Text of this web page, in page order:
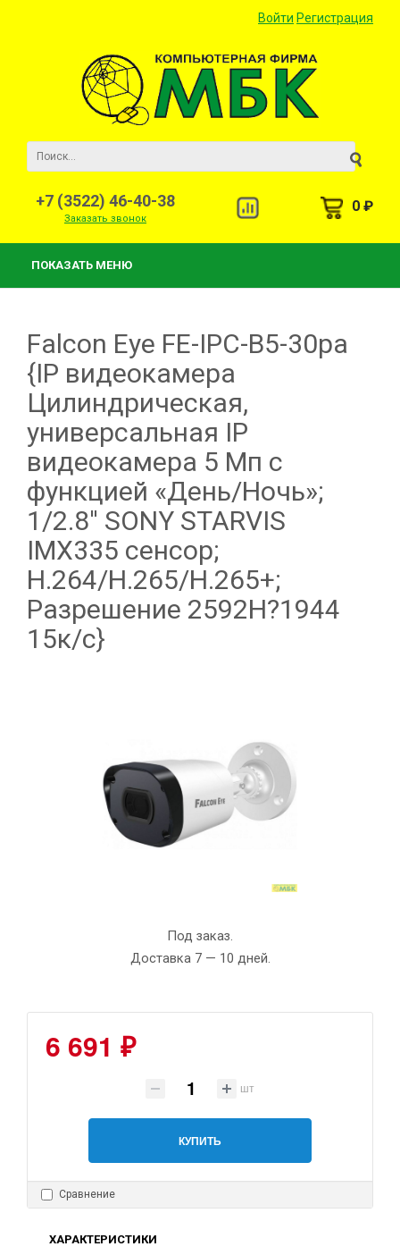
Войти Регистрация
+7 (3522) 46-40-38
Заказать звонок
0 ₽
ПОКАЗАТЬ МЕНЮ
Falcon Eye FE-IPC-B5-30pa
{IP видеокамера
Цилиндрическая,
универсальная IP
видеокамера 5 Мп с
функцией «День/Ночь»;
1/2.8'' SONY STARVIS
IMX335 сенсор;
Н.264/H.265/H.265+;
Разрешение 2592H?1944
15к/с}
Под заказ.
Доставка 7 — 10 дней.
6 691 ₽
шт
КУПИТЬ
Сравнение
ХАРАКТЕРИСТИКИ